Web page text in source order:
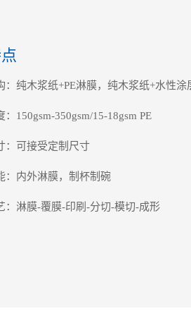
：纯木浆纸+PE淋膜，纯木浆纸+水性涂
：150gsm-350gsm/15-18gsm PE
：可接受定制尺寸
：内外淋膜，制杯制碗
：淋膜-覆膜-印刷-分切-模切-成形